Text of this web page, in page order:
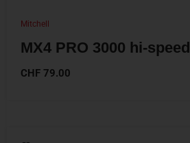
Mitchell
MX4 PRO 3000 hi-speed
CHF 79.00